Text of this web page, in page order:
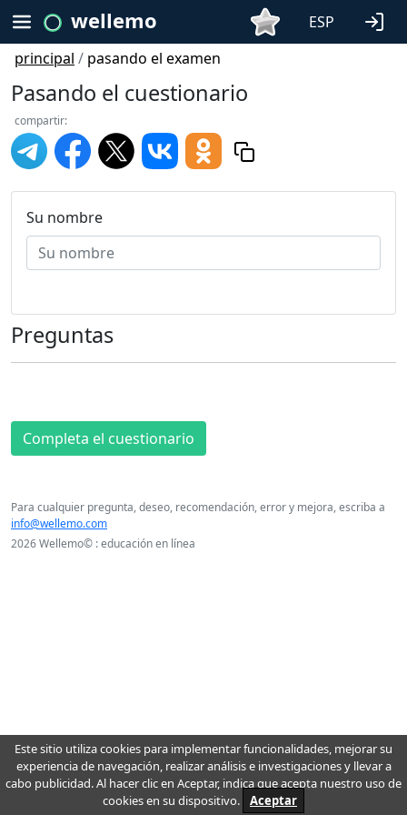
wellemo
ESP
principal / pasando el examen
Pasando el cuestionario
compartir:
Su nombre
Preguntas
Completa el cuestionario
Para cualquier pregunta, deseo, recomendación, error y mejora, escriba a
info@wellemo.com
2026 Wellemo© : educación en línea
Este sitio utiliza cookies para implementar funcionalidades, mejorar su
experiencia de navegación, realizar análisis e investigaciones y llevar a
cabo publicidad. Al hacer clic en Aceptar, indica que acepta nuestro uso de
cookies en su dispositivo.
Aceptar